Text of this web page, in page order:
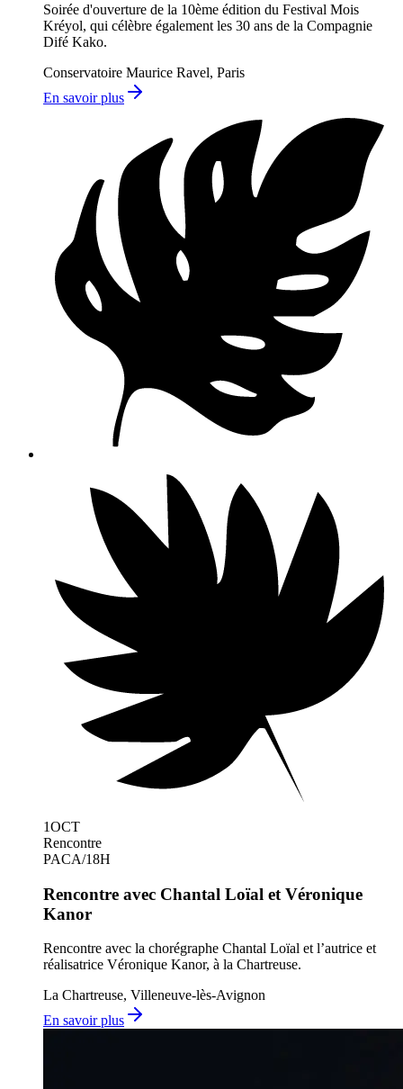
Soirée d'ouverture de la 10ème édition du Festival Mois
Kréyol, qui célèbre également les 30 ans de la Compagnie
Difé Kako.
Conservatoire Maurice Ravel, Paris
En savoir plus
1OCT
Rencontre
PACA/18H
Rencontre avec Chantal Loïal et Véronique
Kanor
Rencontre avec la chorégraphe Chantal Loïal et l’autrice et
réalisatrice Véronique Kanor, à la Chartreuse.
La Chartreuse, Villeneuve-lès-Avignon
En savoir plus